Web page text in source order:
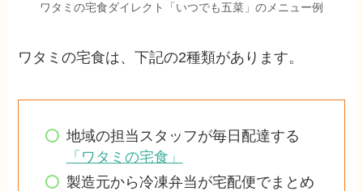
ワタミの宅食ダイレクト「いつでも五菜」のメニュー例
ワタミの宅食は、下記の2種類があります。
地域の担当スタッフが毎日配達する
「ワタミの宅食」
製造元から冷凍弁当が宅配便でまとめ